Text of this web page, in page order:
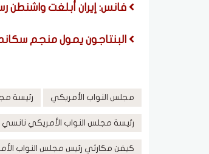
فانس: إيران أبلغت
البنتاجون يمول منجم سكانديوم في
مجلس النواب الأمريكي رئيسة
رئيسة مجلس النواب الأمريكي
كيفن مكارثي رئيس مجلس النواب